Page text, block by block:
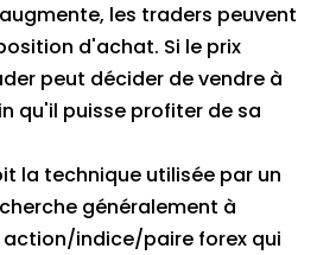
les traders peuvent
d'achat. Si le prix
peut décider de vendre à
qu'il puisse profiter de sa
la technique utilisée par un
généralement à
action/indice/paire forex qui